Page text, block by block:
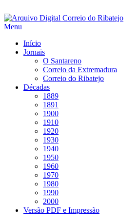
Saltar
para
Menu
Início
Jornais
O Santareno
Correio da Extremadura
Correio do Ribatejo
Décadas
1889
1891
1900
1910
1920
1930
1940
1950
1960
1970
1980
1990
2000
Versão PDF e Impressão